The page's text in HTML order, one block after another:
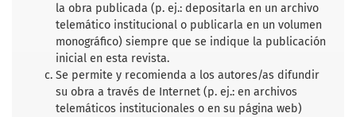
la obra publicada (p. ej.: depositarla en un archivo
telemático institucional o publicarla en un volumen
monográfico) siempre que se indique la publicación
inicial en esta revista.
Se permite y recomienda a los autores/as difundir
su obra a través de Internet (p. ej.: en archivos
telemáticos institucionales o en su página web)